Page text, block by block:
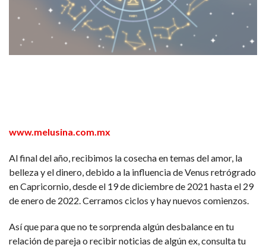
www.melusina.com.mx
Al final del año, recibimos la cosecha en temas del amor, la
belleza y el dinero, debido a la influencia de Venus retrógrado
en Capricornio, desde el 19 de diciembre de 2021 hasta el 29
de enero de 2022. Cerramos ciclos y hay nuevos comienzos.
Así que para que no te sorprenda algún desbalance en tu
relación de pareja o recibir noticias de algún ex, consulta tu